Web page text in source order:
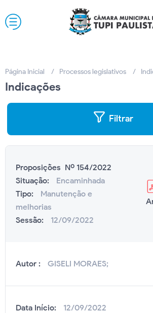
Página Inicial Processos legislativos
Indicações
Filtrar
Proposições Nº 154/2022
Situação:
Encaminhada
Tipo:
Manutenção e
melhorias
Sessão:
12/09/2022
Autor : GISELI MORAES;
Data Início: 12/09/2022